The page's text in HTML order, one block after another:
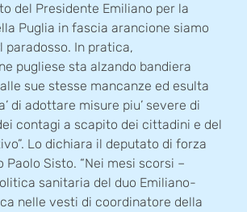
del Presidente Emiliano per la
Puglia in fascia arancione siamo
paradosso. In pratica,
pugliese sta alzando bandiera
sue stesse mancanze ed esulta
di adottare misure piu’ severe di
contagi a scapito dei cittadini e del
Lo dichiara il deputato di forza
Paolo Sisto. “Nei mesi scorsi –
sanitaria del duo Emiliano-
nelle vesti di coordinatore della